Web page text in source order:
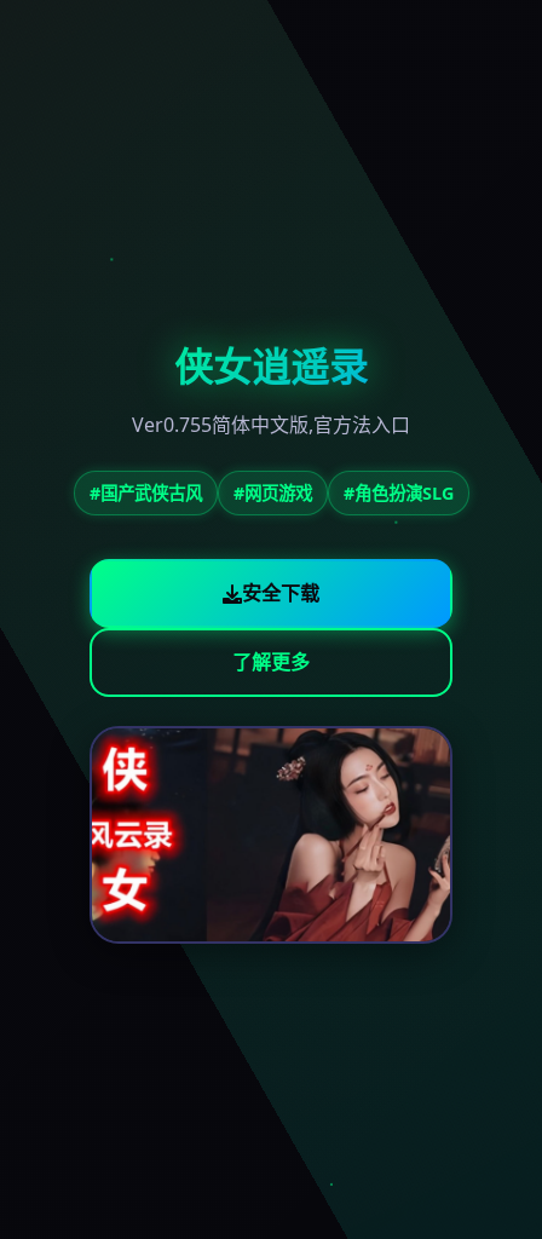
侠女逍遥录
Ver0.755简体中文版,官方法入口
#国产武侠古风 #网页游戏 #角色扮演SLG
安全下载
了解更多